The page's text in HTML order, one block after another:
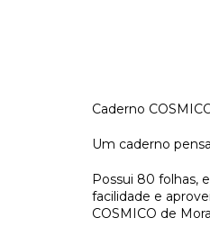
Caderno
Um caderno
Possui 80 folhas,
facilidade e
COSMICO de